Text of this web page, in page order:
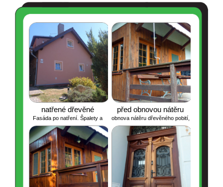
natřené dřevěné
obložení, okna, fasáda
atd
Fasáda po natření. Špalety a
šambrány natřeny světlejším
odstínem, pro zvýraznění
malých oken ve štítu domu.
před obnovou nátěru
obnova nátěru dřevěného pobití,
zábradlí atd